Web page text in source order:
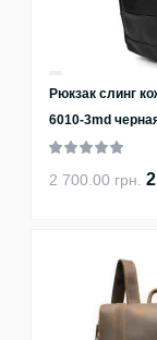
Рюкзак слинг
6010-3md
2 700.00 грн.